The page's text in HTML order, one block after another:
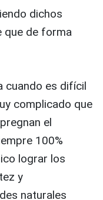
dichos
que de forma
cuando es difícil
complicado que
el
100%
lograr los
y
naturales